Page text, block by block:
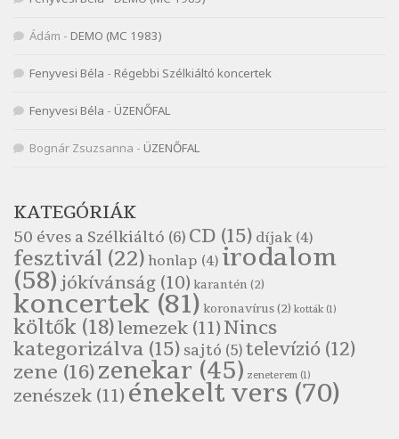
Nagy Bandó András: Vizilóblues
Szélkiáltó
Szélkiáltó
Népköltés: Most érkeztünk
Szélkiáltó
Népköltés: Reggeli köszöntő
Pákolitz István: Altató
Szélkiáltó
Pákolitz István: Bakarasz
Szélkiáltó
Pákolitz István: Csiga-biga
Szélkiáltó
Pákolitz István: Kiolvasó
Szélkiáltó
Páskándi Géza: Madárijesztő
Szélkiáltó
Ádám - DEMO (MC 1983)
Fenyvesi Béla - Régebbi Szélkiáltó koncertek
Fenyvesi Béla - ÜZENŐFAL
Bognár Zsuzsanna - ÜZENŐFAL
KATEGÓRIÁK
50 éves a Szélkiáltó (6) CD (15) díjak (4)
fesztivál (22) honlap (4) irodalom
(58)jókívánság (10) karantén (2)
koncertek(81) koronavírus(2) kották (1)
költők (18)lemezek (11)Nincs
kategorizálva (15) sajtó (5)televízió (12)
zene (16)zenekar (45) zeneterem (1)
zenészek (11) énekelt vers (70)